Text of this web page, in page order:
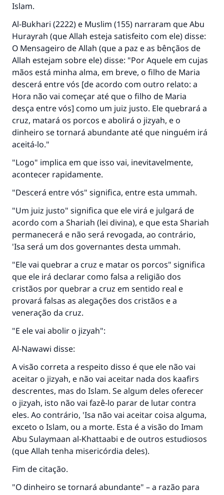
Islam.
Al-Bukhari (2222) e Muslim (155) narraram que Abu
Hurayrah (que Allah esteja satisfeito com ele) disse:
O Mensageiro de Allah (que a paz e as bênçãos de
Allah estejam sobre ele) disse: "Por Aquele em cujas
mãos está minha alma, em breve, o filho de Maria
descerá entre vós [de acordo com outro relato: a
Hora não vai começar até que o filho de Maria
desça entre vós] como um juiz justo. Ele quebrará a
cruz, matará os porcos e abolirá o jizyah, e o
dinheiro se tornará abundante até que ninguém irá
aceitá-lo."
"Logo" implica em que isso vai, inevitavelmente,
acontecer rapidamente.
"Descerá entre vós" significa, entre esta ummah.
"Um juiz justo" significa que ele virá e julgará de
acordo com a Shariah (lei divina), e que esta Shariah
permanecerá e não será revogada, ao contrário,
'Isa será um dos governantes desta ummah.
"Ele vai quebrar a cruz e matar os porcos" significa
que ele irá declarar como falsa a religião dos
cristãos por quebrar a cruz em sentido real e
provará falsas as alegações dos cristãos e a
veneração da cruz.
"E ele vai abolir o jizyah":
Al-Nawawi disse:
A visão correta a respeito disso é que ele não vai
aceitar o jizyah, e não vai aceitar nada dos kaafirs
descrentes, mas do Islam. Se algum deles oferecer
o jizyah, isto não vai fazê-lo parar de lutar contra
eles. Ao contrário, 'Isa não vai aceitar coisa alguma,
exceto o Islam, ou a morte. Esta é a visão do Imam
Abu Sulaymaan al-Khattaabi e de outros estudiosos
(que Allah tenha misericórdia deles).
Fim de citação.
"O dinheiro se tornará abundante" – a razão para